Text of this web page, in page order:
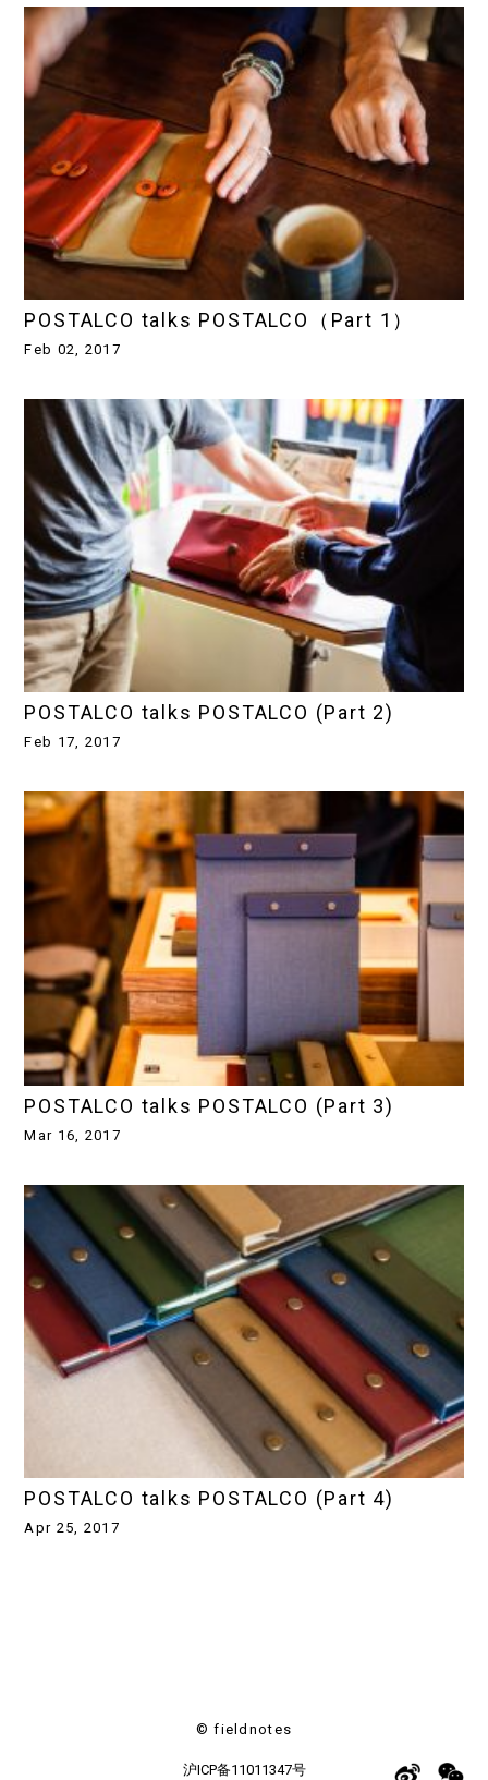
POSTALCO talks POSTALCO（Part 1）
Feb 02, 2017
POSTALCO talks POSTALCO (Part 2)
Feb 17, 2017
POSTALCO talks POSTALCO (Part 3)
Mar 16, 2017
POSTALCO talks POSTALCO (Part 4)
Apr 25, 2017
© fieldnotes
沪ICP备11011347号